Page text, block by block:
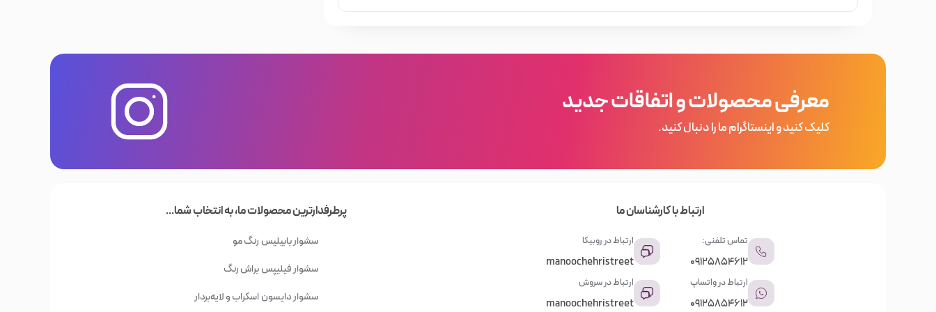
معرفی محصولات و اتفاقات جدید
کلیک کنید و اینستاگرام ما را دنبال کنید.
ارتباط با کارشناسان ما
تماس تلفنی:
09125854612
ارتباط در واتساپ
09125854612
ارتباط در روبیکا
manoochehristreet
ارتباط در سروش
manoochehristreet
پرطرفدارترین محصولات ما، به انتخاب شما...
سشوار بابیلیس
سشوار فیلیپس
سشوار دایسون
رنگ مو
براش رنگ
اسکراب و لایه‌بردار